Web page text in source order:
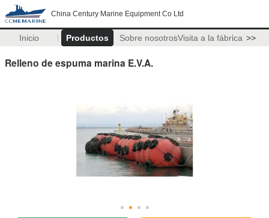
China Century Marine Equipment Co Ltd
Inicio Productos Sobre nosotrosVisita a la fábrica >>
Relleno de espuma marina E.V.A.